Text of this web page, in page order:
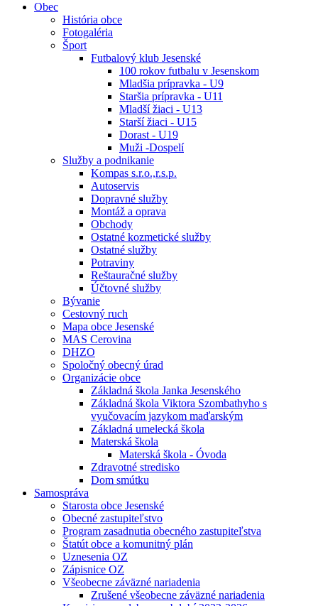
Obec
História obce
Fotogaléria
Šport
Futbalový klub Jesenské
100 rokov futbalu v Jesenskom
Mladšia prípravka - U9
Staršia prípravka - U11
Mladší žiaci - U13
Starší žiaci - U15
Dorast - U19
Muži -Dospelí
Služby a podnikanie
Kompas s.r.o.,r.s.p.
Autoservis
Dopravné služby
Montáž a oprava
Obchody
Ostatné kozmetické služby
Ostatné služby
Potraviny
Reštauračné služby
Účtovné služby
Bývanie
Cestovný ruch
Mapa obce Jesenské
MAS Cerovina
DHZO
Spoločný obecný úrad
Organizácie obce
Základná škola Janka Jesenského
Základná škola Viktora Szombathyho s
vyučovacím jazykom maďarským
Základná umelecká škola
Materská škola
Materská škola - Óvoda
Zdravotné stredisko
Dom smútku
Samospráva
Starosta obce Jesenské
Obecné zastupiteľstvo
Program zasadnutia obecného zastupiteľstva
Štatút obce a komunitný plán
Uznesenia OZ
Zápisnice OZ
Všeobecne záväzné nariadenia
Zrušené všeobecne záväzné nariadenia